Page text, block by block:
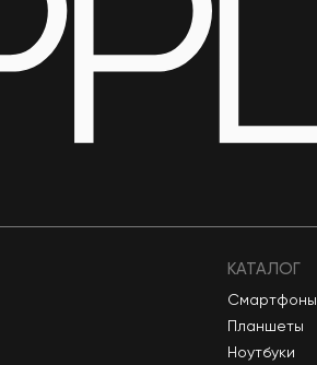
КАТАЛОГ
Смартфоны
Планшеты
Ноутбуки